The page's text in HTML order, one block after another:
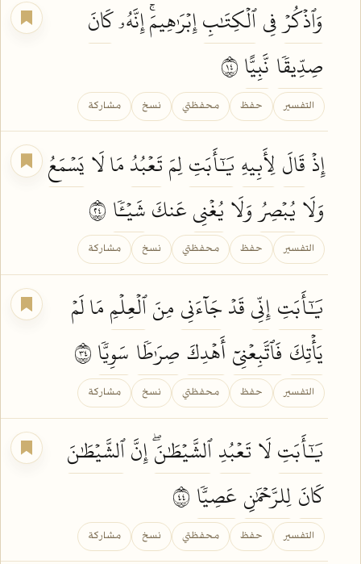
وَٱذۡكُرۡفِيٱلۡكِتَٰبِإِبۡرَٰهِيمَۚ إِنَّهُۥكَانَ
صِدِّيقٗا نَّبِيًّا
التفسير حفظ محفظتي نسخ مشاركة
إِذۡقَالَلِأَبِيهِ يَٰٓأَبَتِلِمَتَعۡبُدُمَا لَا يَسۡمَعُ
وَلَا يُبۡصِرُ وَلَا يُغۡنِيعَنكَشَيۡـٔٗا
التفسير حفظ محفظتي نسخ مشاركة
يَٰٓأَبَتِإِنِّيقَدۡجَآءَنِي مِنَٱلۡعِلۡمِمَا لَمۡ
يَأۡتِكَ فَٱتَّبِعۡنِيٓأَهۡدِكَ صِرَٰطٗا سَوِيّٗا
التفسير حفظ محفظتي نسخ مشاركة
يَٰٓأَبَتِلَا تَعۡبُدِٱلشَّيۡطَٰنَۖإِنَّٱلشَّيۡطَٰنَ
كَانَلِلرَّحۡمَٰنِعَصِيّٗا
التفسير حفظ محفظتي نسخ مشاركة